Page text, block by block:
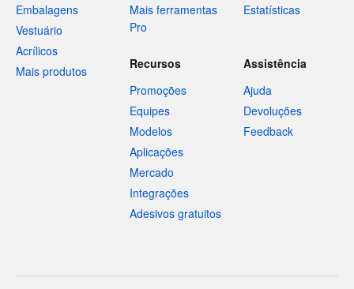
Embalagens
Vestuário
Acrílicos
Mais produtos
Mais ferramentas
Pro
Estatísticas
Recursos
Promoções
Equipes
Modelos
Aplicações
Mercado
Integrações
Adesivos gratuitos
Assistência
Ajuda
Devoluções
Feedback